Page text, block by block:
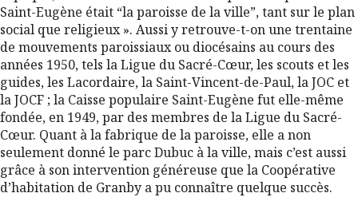
Saint-Eugène était “la paroisse de la ville”, tant sur le plan
social que religieux ». Aussi y retrouve-t-on une trentaine
de mouvements paroissiaux ou diocésains au cours des
années 1950, tels la Ligue du Sacré-Cœur, les scouts et les
guides, les Lacordaire, la Saint-Vincent-de-Paul, la JOC et
la JOCF ; la Caisse populaire Saint-Eugène fut elle-même
fondée, en 1949, par des membres de la Ligue du Sacré-
Cœur. Quant à la fabrique de la paroisse, elle a non
seulement donné le parc Dubuc à la ville, mais c’est aussi
grâce à son intervention généreuse que la Coopérative
d’habitation de Granby a pu connaître quelque succès.